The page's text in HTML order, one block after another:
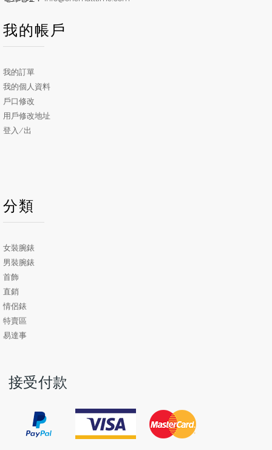
我的帳戶
我的訂單
我的個人資料
戶口修改
用戶修改地址
登入/出
分類
女裝腕錶
男裝腕錶
首飾
直銷
情侶錶
特賣區
易達事
接受付款